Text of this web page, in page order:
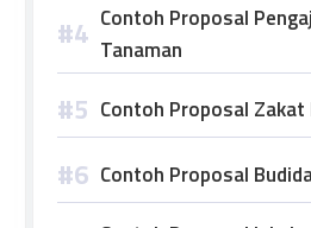
Contoh Proposal
Tanaman
Contoh Proposal Zakat
Contoh Proposal